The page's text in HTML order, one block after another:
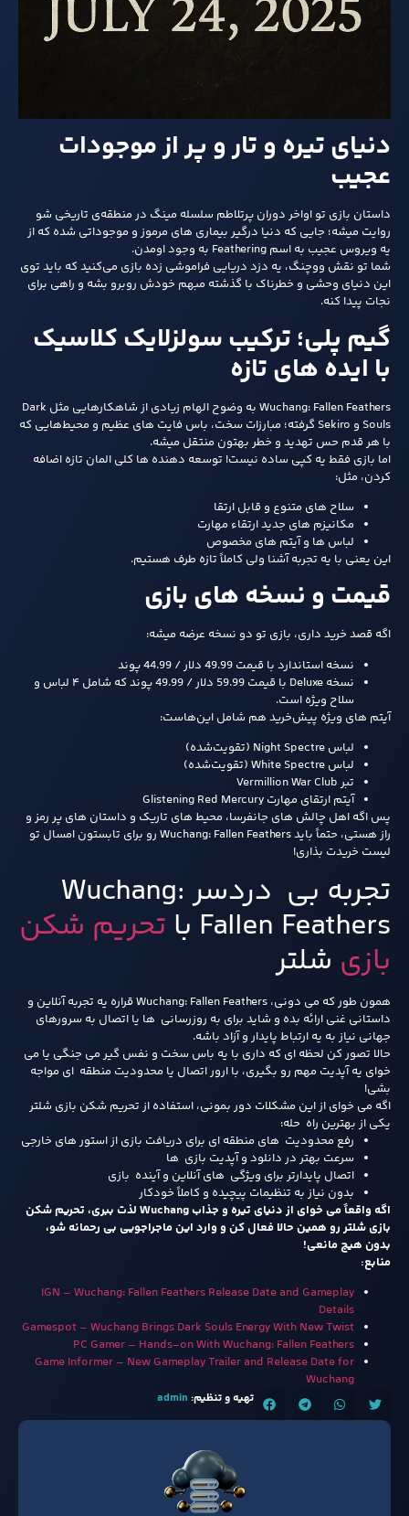
دنیای تیره و تار و پر از موجودات
عجیب
داستان بازی تو اواخر دوران پرتلاطم سلسله مینگ در منطقه‌ی تاریخی شو
روایت میشه؛ جایی که دنیا درگیر بیماری‌ های مرموز و موجوداتی شده که از
یه ویروس عجیب به اسم Feathering به وجود اومدن.
شما تو نقش ووچنگ، یه دزد دریایی فراموشی‌ زده بازی می‌کنید که باید توی
این دنیای وحشی و خطرناک با گذشته‌ مبهم خودش روبرو بشه و راهی برای
نجات پیدا کنه.
گیم‌ پلی؛ ترکیب سولزلایک کلاسیک
با ایده‌ های تازه
Wuchang: Fallen Feathers به وضوح الهام زیادی از شاهکارهایی مثل Dark
Souls و Sekiro گرفته؛ مبارزات سخت، باس‌ فایت‌ های عظیم و محیط‌هایی که
با هر قدم حس تهدید و خطر بهتون منتقل میشه.
اما بازی فقط یه کپی ساده نیست! توسعه‌ دهنده‌ ها کلی المان تازه اضافه
کردن، مثل:
سلاح‌ های متنوع و قابل ارتقا
مکانیزم‌ های جدید ارتقاء مهارت
لباس‌ ها و آیتم‌ های مخصوص
این یعنی با یه تجربه‌ آشنا ولی کاملاً تازه طرف هستیم.
قیمت و نسخه‌ های بازی
اگه قصد خرید داری، بازی تو دو نسخه عرضه میشه:
نسخه استاندارد با قیمت 49.99 دلار / 44.99 پوند
نسخه Deluxe با قیمت 59.99 دلار / 49.99 پوند که شامل ۴ لباس و
سلاح ویژه است.
آیتم‌ های ویژه پیش‌خرید هم شامل این‌هاست:
لباس Night Spectre (تقویت‌شده)
لباس White Spectre (تقویت‌شده)
تبر Vermillion War Club
آیتم ارتقای مهارت Glistening Red Mercury
پس اگه اهل چالش‌ های جانفرسا، محیط‌ های تاریک و داستان‌ های پر رمز و
راز هستی، حتماً باید Wuchang: Fallen Feathers رو برای تابستون امسال تو
لیست خریدت بذاری!
تجربه بی دردسر Wuchang:
Fallen Feathers با تحریم شکن
بازی شلتر
همون طور که می دونی، Wuchang: Fallen Feathers قراره یه تجربه آنلاین و
داستانی غنی ارائه بده و شاید برای به روزرسانی ها یا اتصال به سرورهای
جهانی نیاز به یه ارتباط پایدار و آزاد باشه.
حالا تصور کن لحظه ای که داری با یه باس سخت و نفس گیر می جنگی یا می
خوای یه آپدیت مهم رو بگیری، با ارور اتصال یا محدودیت منطقه ای مواجه
بشی!
اگه می خوای از این مشکلات دور بمونی، استفاده از تحریم شکن بازی شلتر
یکی از بهترین راه حله:
رفع محدودیت های منطقه ای برای دریافت بازی از استور های خارجی
سرعت بهتر در دانلود و آپدیت بازی ها
اتصال پایدارتر برای ویژگی های آنلاین و آینده بازی
بدون نیاز به تنظیمات پیچیده و کاملاً خودکار
اگه واقعاً می خوای از دنیای تیره و جذاب Wuchang لذت ببری، تحریم شکن
بازی شلتر رو همین حالا فعال کن و وارد این ماجراجویی بی رحمانه شو،
بدون هیچ مانعی!
منابع:
IGN – Wuchang: Fallen Feathers Release Date and Gameplay
Details
Gamespot – Wuchang Brings Dark Souls Energy With New Twist
PC Gamer – Hands-on With Wuchang: Fallen Feathers
Game Informer – New Gameplay Trailer and Release Date for
Wuchang
تهیه و تنظیم: admin